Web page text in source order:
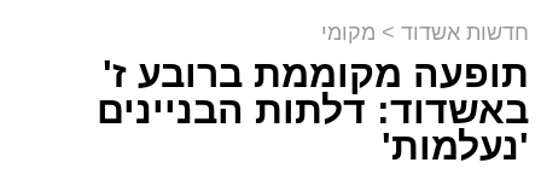
חדשות אשדוד > מקומי
תופעה מקוממת ברובע ז'
באשדוד: דלתות הבניינים
'נעלמות'